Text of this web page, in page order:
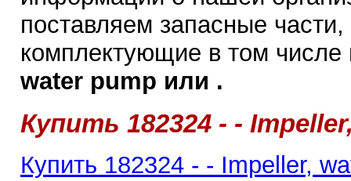
поставляем запасные
комплектующие в том
water pump или .
Купить 182324 - -
Купить 182324 - - Impeller,